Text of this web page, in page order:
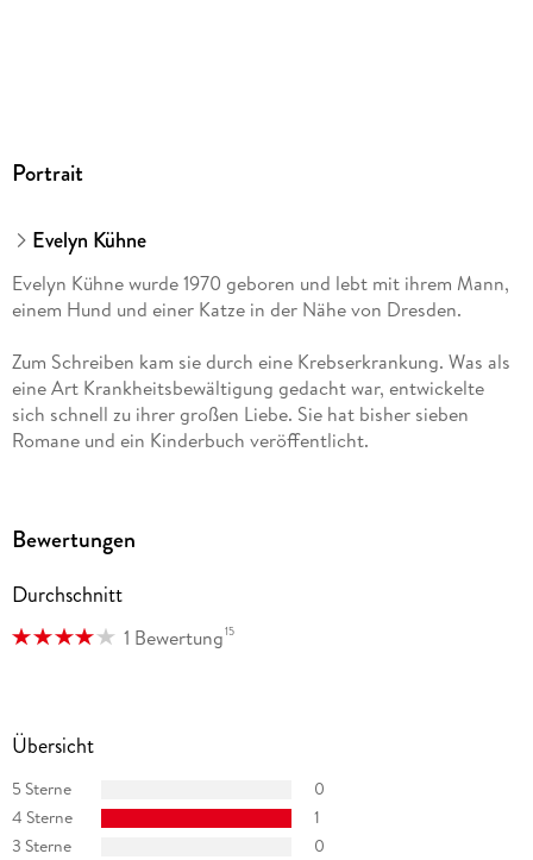
Portrait
Evelyn Kühne
Evelyn Kühne wurde 1970 geboren und lebt mit ihrem Mann,
einem Hund und einer Katze in der Nähe von Dresden.
Zum Schreiben kam sie durch eine Krebserkrankung. Was als
eine Art Krankheitsbewältigung gedacht war, entwickelte
sich schnell zu ihrer großen Liebe. Sie hat bisher sieben
Romane und ein Kinderbuch veröffentlicht.
Veröffentlichung im Zeilenfluss-Verlag.
Bewertungen
Durchschnitt
1 Bewertung15
Übersicht
5 Sterne
0
4 Sterne
1
3 Sterne
0